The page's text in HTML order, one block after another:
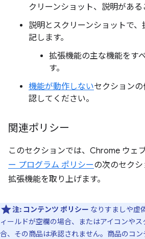
クリーンショット、説明がある
説明とスクリーンショットで
記します。
拡張機能の主な機能をす
す。
機能が動作しないセクション
認してください。
関連ポリシー
このセクションでは、Chrome ウェ
ー プログラム ポリシーの次のセク
拡張機能を取り上げます。
注: コンテンツ ポリシー なりすましや虚
ィールドが空欄の場合、またはアイコンや
合、その商品は承認されません。商品のコ